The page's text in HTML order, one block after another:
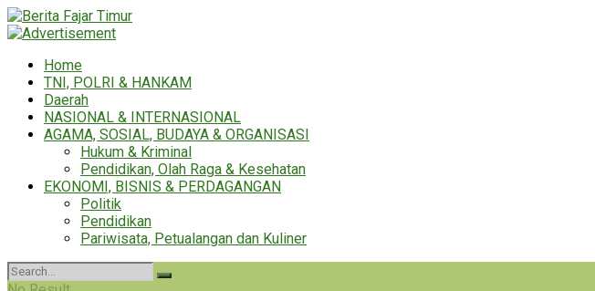
Home
TNI, POLRI & HANKAM
Daerah
NASIONAL & INTERNASIONAL
AGAMA, SOSIAL, BUDAYA & ORGANISASI
Hukum & Kriminal
Pendidikan, Olah Raga & Kesehatan
EKONOMI, BISNIS & PERDAGANGAN
Politik
Pendidikan
Pariwisata, Petualangan dan Kuliner